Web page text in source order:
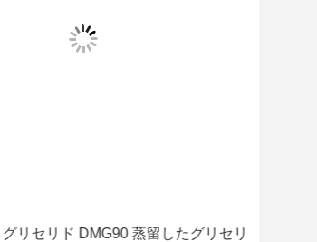
リセリド DMG90 蒸留したグリセリ